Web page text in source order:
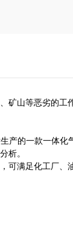
矿山等恶劣的
产的一款一体
析。
满足化工厂、